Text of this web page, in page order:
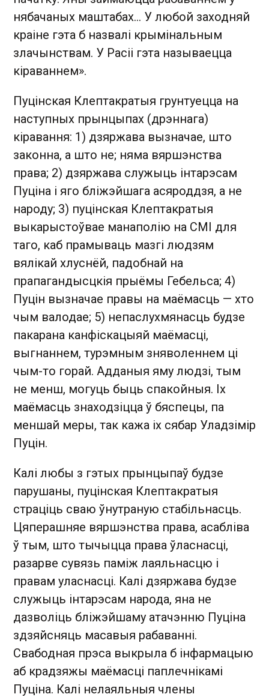
нябачаных маштабах... У любой заходняй
краіне гэта б назвалі крымінальным
злачынствам. У Расіі гэта называецца
кіраваннем».
Пуцінская Клептакратыя грунтуецца на
наступных прынцыпах (дрэннага)
кіравання: 1) дзяржава вызначае, што
законна, а што не; няма вяршэнства
права; 2) дзяржава служыць інтарэсам
Пуціна і яго бліжэйшага асяроддзя, а не
народу; 3) пуцінская Клептакратыя
выкарыстоўвае манаполію на СМІ для
таго, каб прамываць мазгі людзям
вялікай хлуснёй, падобнай на
прапагандысцкія прыёмы Гебельса; 4)
Пуцін вызначае правы на маёмасць — хто
чым валодае; 5) непаслухмянасць будзе
пакарана канфіскацыяй маёмасці,
выгнаннем, турэмным зняволеннем ці
чым-то горай. Адданыя яму людзі, тым
не менш, могуць быць спакойныя. Іх
маёмасць знаходзіцца ў бяспецы, па
меншай меры, так кажа іх сябар Уладзімір
Пуцін.
Калі любы з гэтых прынцыпаў будзе
парушаны, пуцінская Клептакратыя
страціць сваю ўнутраную стабільнасць.
Цяперашняе вяршэнства права, асабліва
ў тым, што тычыцца права ўласнасці,
разарве сувязь паміж лаяльнасцю і
правам уласнасці. Калі дзяржава будзе
служыць інтарэсам народа, яна не
дазволіць бліжэйшаму атачэнню Пуціна
здзяйсняць масавыя рабаванні.
Свабодная прэса выкрыла б інфармацыю
аб крадзяжы маёмасці паплечнікамі
Пуціна. Калі нелаяльныя члены